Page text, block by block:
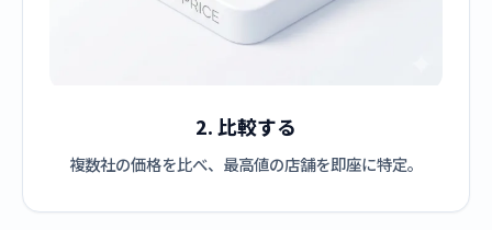
2. 比較する
複数社の価格を比べ、最高値の店舗を即座に特定。